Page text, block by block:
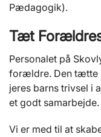
Pædagogik).
Tæt
Personalet på
forældre. Den tætte
jeres barns trivsel i
et godt samarbejde.
Vi er med til at